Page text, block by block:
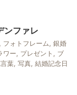
ンファレ
, フォトフレーム, 銀婚
ワー, プレゼント , ブ
葉, 写真, 結婚記念日